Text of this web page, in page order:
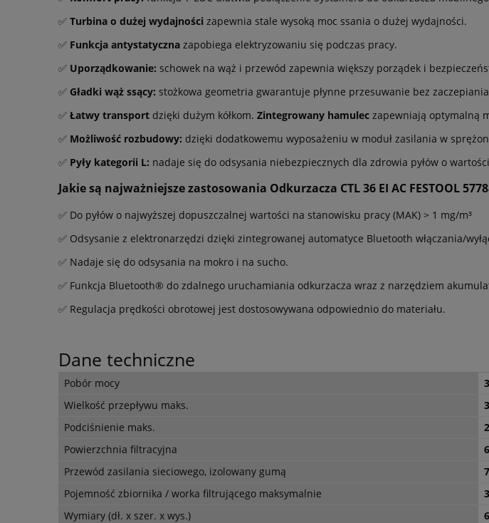
✅ Turbina o dużej wydajności zapewnia stale wysoką moc ssania o dużej wydajności.
✅ Funkcja antystatyczna zapobiega elektryzowaniu się podczas pracy.
✅ Uporządkowanie: schowek na wąż i przewód zapewnia większy porządek i
✅ Gładki wąż ssący: stożkowa geometria gwarantuje płynne przesuwanie bez
✅ Łatwy transport dzięki dużym kółkom. Zintegrowany hamulec zapewniają optymalną
✅ Możliwość rozbudowy: dzięki dodatkowemu wyposażeniu w moduł zasilania w
✅ Pyły kategorii L: nadaje się do odsysania niebezpiecznych dla zdrowia pyłów o
Jakie są najważniejsze zastosowania Odkurzacza CTL 36 EI AC FESTOOL
✅ Do pyłów o najwyższej dopuszczalnej wartości na stanowisku pracy (MAK) > 1 mg/m³
✅ Odsysanie z elektronarzędzi dzięki zintegrowanej automatyce Bluetooth włączania/
✅ Nadaje się do odsysania na mokro i na sucho.
✅ Funkcja Bluetooth® do zdalnego uruchamiania odkurzacza wraz z narzędziem
✅ Regulacja prędkości obrotowej jest dostosowywana odpowiednio do materiału.
Dane techniczne
Pobór mocy
Wielkość przepływu maks.
Podciśnienie maks.
Powierzchnia filtracyjna
Przewód zasilania sieciowego, izolowany gumą
Pojemność zbiornika / worka filtrującego maksymalnie
Wymiary (dł. x szer. x wys.)